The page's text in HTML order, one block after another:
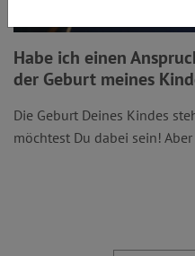
Habe ich einen
der Geburt meines
Die Geburt Deines Kindes
möchtest Du dabei sein! Aber